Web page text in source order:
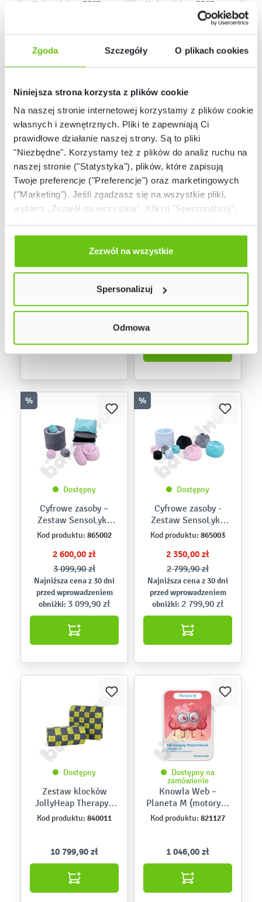
Zgoda Szczegóły O plikach cookies
Niniejsza strona korzysta z plików cookie
Na naszej stronie internetowej korzystamy z plików cookie:
własnych i zewnętrznych. Pliki te zapewniają Ci
prawidłowe działanie naszej strony. Są to pliki
"Niezbędne". Korzystamy też z plików do analiz ruchu na
naszej stronie ("Statystyka"), plików, które zapisują
Twoje preferencje ("Preferencje") oraz marketingowych
("Marketing"). Jeśli zgadzasz się na wszystkie pliki,
wybierz „Zezwól na wszystkie”. Kliknij "Spersonalizuj",
Odmów zgody poprzez przycisk „Odmowa”. Wtedy
użyjemy tylko plików niezbędnych dla naszej strony.
Twój wybór możesz zmienić przez kliknięcie przycisku w
Polityce prywatności
Zezwól na wszystkie
Spersonalizuj
Odmowa
Kod produktu: ZEST6299
2 381,50 zł
Kod produktu: ZEST6309
8 239,20 zł
Dostępny na
zamówienie
Zestaw treningowy
dla dzieci z
zaburzeniami
słuchowego
ZEST6310
Dostępny
Cyfrowe zasoby –
Zestaw SensoLyke
Kod produktu:
6 250,00 zł
Najniższa cena z 30 dni
przed wprowadzeniem
%
Dostępny
Cyfrowe zasoby –
Zestaw SensoLyke
Balance
Kod produktu: 865002
2 600,00 zł
3 099,90 zł
Najniższa cena z 30 dni
przed wprowadzeniem
obniżki: 3 099,90 zł
%
Dostępny
Cyfrowe zasoby -
Zestaw SensoLyke
Active
Kod produktu: 865003
2 350,00 zł
2 799,90 zł
Najniższa cena z 30 dni
przed wprowadzeniem
obniżki: 2 799,90 zł
Dostępny
Zestaw klocków
JollyHeap Therapy -
szaro-limonkowe, 150
Kod produktu: 840011
10 799,90 zł
Dostępny na
zamówienie
Knowla Web –
Planeta M (motoryka
mała)
Kod produktu: 821127
1 046,00 zł